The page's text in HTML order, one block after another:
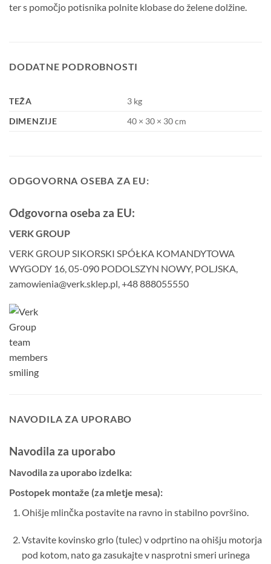
ter s pomočjo potisnika polnite klobase do želene dolžine.
DODATNE PODROBNOSTI
TEŽA
3 kg
DIMENZIJE
40 × 30 × 30 cm
ODGOVORNA OSEBA ZA EU:
Odgovorna oseba za EU:
VERK GROUP
VERK GROUP SIKORSKI SPÓŁKA KOMANDYTOWA
WYGODY 16, 05-090 PODOLSZYN NOWY, POLJSKA,
zamowienia@verk.sklep.pl, +48 888055550
NAVODILA ZA UPORABO
Navodila za uporabo
Navodila za uporabo izdelka:
Postopek montaže (za mletje mesa):
Ohišje mlinčka postavite na ravno in stabilno površino.
Vstavite kovinsko grlo (tulec) v odprtino na ohišju motorja
pod kotom, nato ga zasukajte v nasprotni smeri urinega